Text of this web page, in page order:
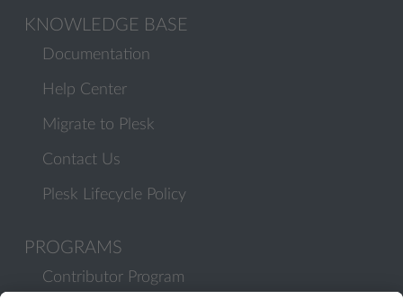
KNOWLEDGE BASE
Documentation
Help Center
Migrate to Plesk
Contact Us
Plesk Lifecycle Policy
PROGRAMS
Contributor Program